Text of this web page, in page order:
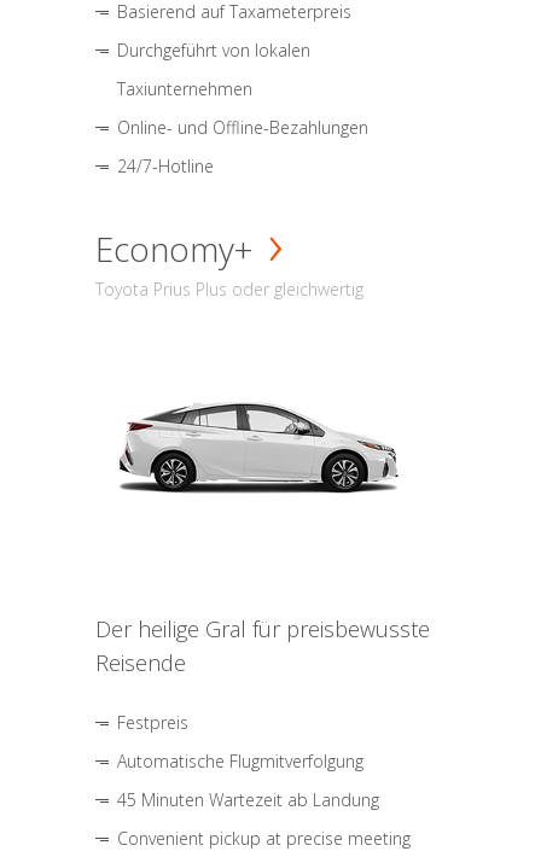
Basierend auf Taxameterpreis
Durchgeführt von lokalen
Taxiunternehmen
Online- und Offline-Bezahlungen
24/7-Hotline
Economy+
Toyota Prius Plus oder gleichwertig
Der heilige Gral für preisbewusste
Reisende
Festpreis
Automatische Flugmitverfolgung
45 Minuten Wartezeit ab Landung
Convenient pickup at precise meeting